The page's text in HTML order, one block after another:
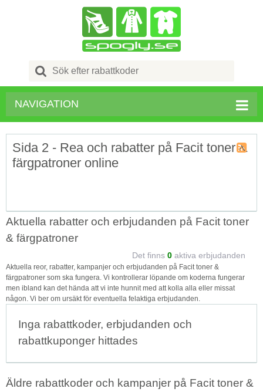
Search
for:
NAVIGATION
Sida 2 - Rea och rabatter på Facit toner &
färgpatroner online
Aktuella rabatter och erbjudanden på Facit toner
& färgpatroner
Det finns 0 aktiva erbjudanden
Aktuella reor, rabatter, kampanjer och erbjudanden på Facit toner &
färgpatroner som ska fungera. Vi kontrollerar löpande om koderna fungerar
men ibland kan det hända att vi inte hunnit med att kolla alla eller missat
någon. Vi ber om ursäkt för eventuella felaktiga erbjudanden.
Inga rabattkoder, erbjudanden och
rabattkuponger hittades
Äldre rabattkoder och kampanjer på Facit toner &